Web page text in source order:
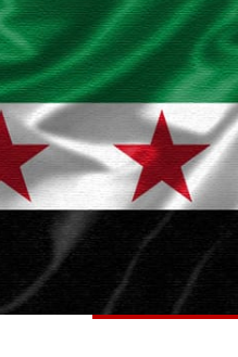
إقتصاد
منوعات
كأس العالم
البرامج
جدول البرامج
شاهد البرامج
الترددات